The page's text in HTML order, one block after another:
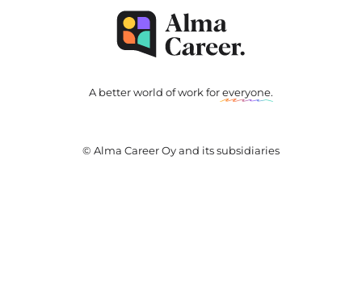
A better world of work foreveryone.
© Alma Career Oy and its subsidiaries